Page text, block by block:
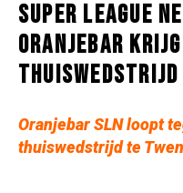
SUPER LEAGUE
ORANJEBAR
THUISWEDSTRIJD
Oranjebar SLN loopt
thuiswedstrijd te